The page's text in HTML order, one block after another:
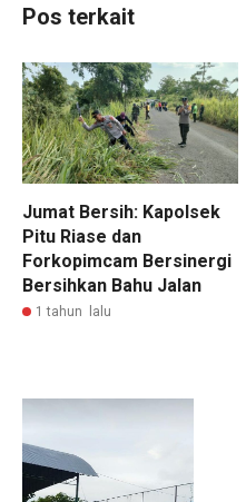
Pos terkait
Jumat Bersih: Kapolsek
Pitu Riase dan
Forkopimcam Bersinergi
Bersihkan Bahu Jalan
1 tahun lalu